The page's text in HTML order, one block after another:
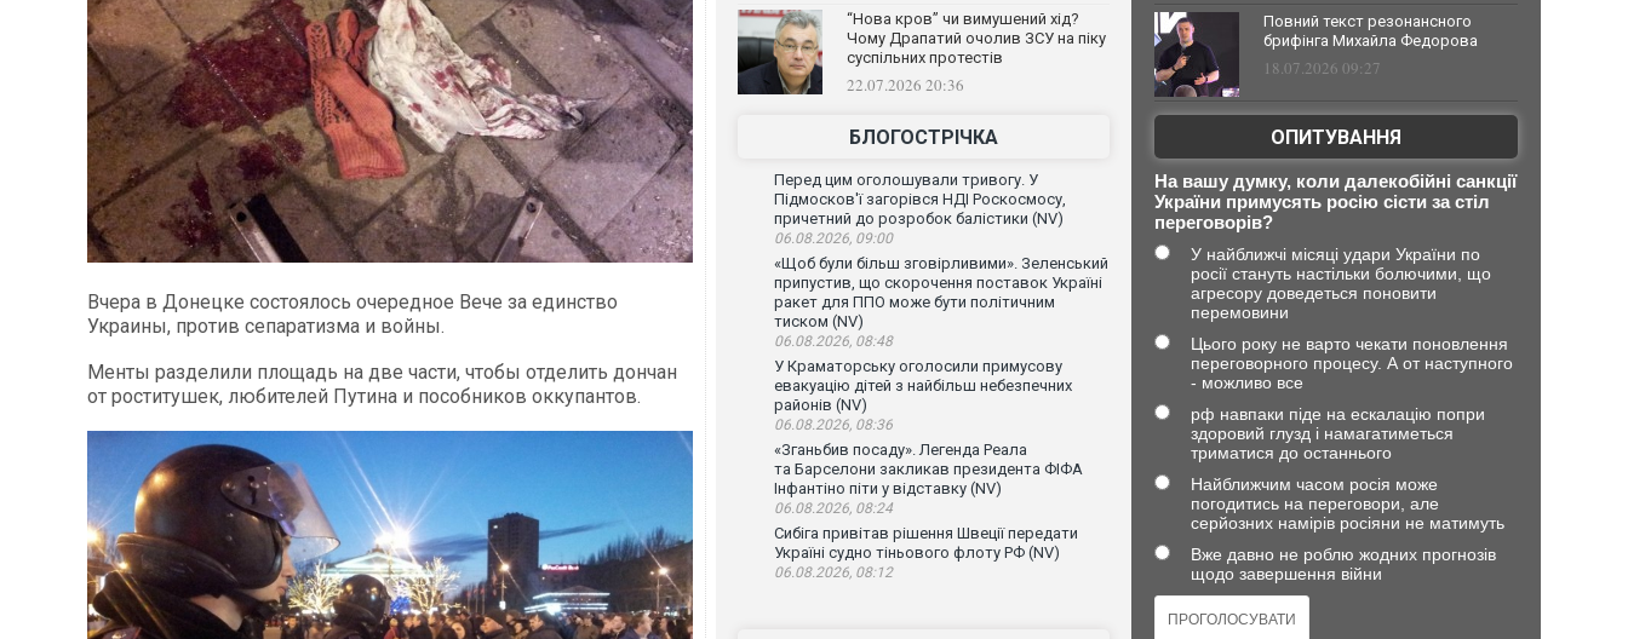
Вчера в Донецке состоялось очередное Вече за единство
Украины, против сепаратизма и войны.
Менты разделили площадь на две части, чтобы отделить дончан
от роститушек, любителей Путина и пособников оккупантов.
“Нова кров” чи вимушений хід?
Чому Драпатий очолив ЗСУ на піку
суспільних протестів
22.07.2026 20:36
БЛОГОСТРІЧКА
Перед цим оголошували тривогу. У
Підмосков'ї загорівся НДІ Роскосмосу,
причетний до розробок балістики (NV)
06.08.2026, 09:00
«Щоб були більш зговірливими». Зеленський
припустив, що скорочення поставок Україні
ракет для ППО може бути політичним
тиском (NV)
06.08.2026, 08:48
У Краматорську оголосили примусову
евакуацію дітей з найбільш небезпечних
районів (NV)
06.08.2026, 08:36
«Зганьбив посаду». Легенда Реала
та Барселони закликав президента ФІФА
Інфантіно піти у відставку (NV)
06.08.2026, 08:24
Сибіга привітав рішення Швеції передати
Україні судно тіньового флоту РФ (NV)
06.08.2026, 08:12
Повний текст резонансного
брифінга Михайла Федорова
18.07.2026 09:27
ОПИТУВАННЯ
На вашу думку, коли далекобійні санкції
України примусять росію сісти за стіл
переговорів?
У найближчі місяці удари України по
росії стануть настільки болючими, що
агресору доведеться поновити
перемовини
Цього року не варто чекати поновлення
переговорного процесу. А от наступного
- можливо все
рф навпаки піде на ескалацію попри
здоровий глузд і намагатиметься
триматися до останнього
Найближчим часом росія може
погодитись на переговори, але
серйозних намірів росіяни не матимуть
Вже давно не роблю жодних прогнозів
щодо завершення війни